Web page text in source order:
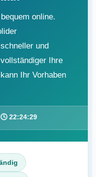
online.
und
Ihre
Ihr Vorhaben
22:24:29